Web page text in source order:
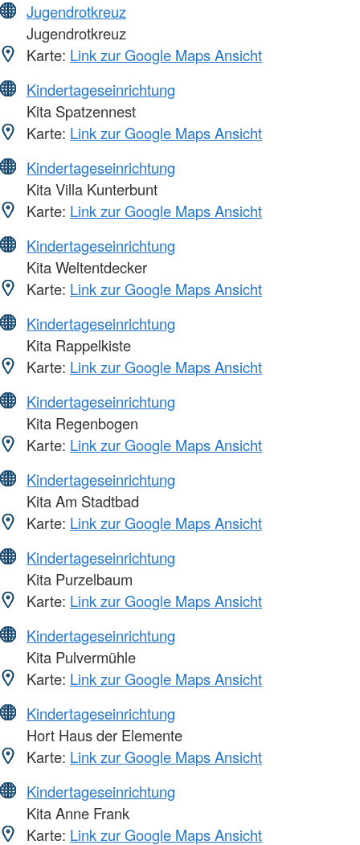
Jugendrotkreuz
Jugendrotkreuz
Karte: Link zur Google Maps Ansicht
Kindertageseinrichtung
Kita Spatzennest
Karte: Link zur Google Maps Ansicht
Kindertageseinrichtung
Kita Villa Kunterbunt
Karte: Link zur Google Maps Ansicht
Kindertageseinrichtung
Kita Weltentdecker
Karte: Link zur Google Maps Ansicht
Kindertageseinrichtung
Kita Rappelkiste
Karte: Link zur Google Maps Ansicht
Kindertageseinrichtung
Kita Regenbogen
Karte: Link zur Google Maps Ansicht
Kindertageseinrichtung
Kita Am Stadtbad
Karte: Link zur Google Maps Ansicht
Kindertageseinrichtung
Kita Purzelbaum
Karte: Link zur Google Maps Ansicht
Kindertageseinrichtung
Kita Pulvermühle
Karte: Link zur Google Maps Ansicht
Kindertageseinrichtung
Hort Haus der Elemente
Karte: Link zur Google Maps Ansicht
Kindertageseinrichtung
Kita Anne Frank
Karte: Link zur Google Maps Ansicht